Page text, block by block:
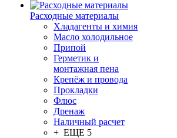
Расходные материалы
Хладагенты и химия
Масло холодильное
Припой
Герметик и
монтажная пена
Крепёж и провода
Прокладки
Флюс
Дренаж
Наличный расчет
+ ЕЩЕ 5